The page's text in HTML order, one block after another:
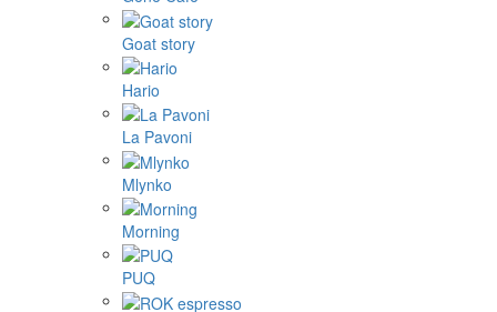
Goat story
Hario
La Pavoni
Mlynko
Morning
PUQ